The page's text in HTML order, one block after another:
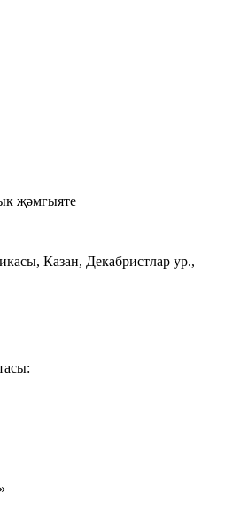
җәмгыяте
Казан, Декабристлар ур.,